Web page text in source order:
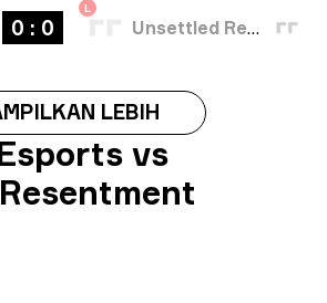
0 : 0
L
Unsettled Resentment
LEBIH
vs